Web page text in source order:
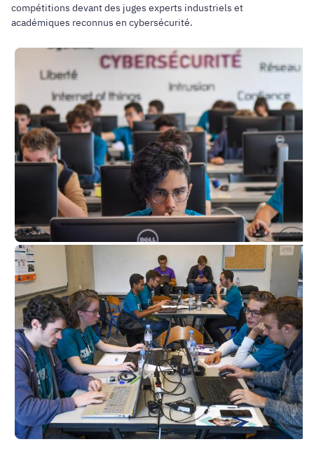
compétitions devant des juges experts industriels et
académiques reconnus en cybersécurité.